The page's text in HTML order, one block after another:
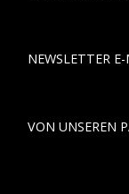
NEWSLETTER
VON UNSEREN